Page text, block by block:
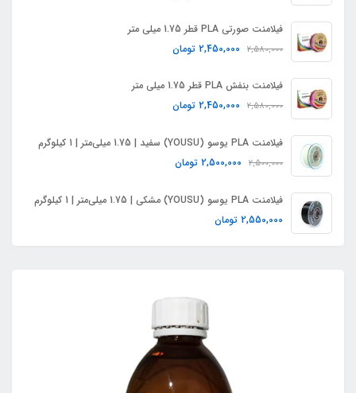
فیلامنت صورتی PLA قطر 1.75 میلی متر
2,580,000
2,450,000 تومان
فیلامنت بنفش PLA قطر 1.75 میلی متر
2,580,000
2,450,000 تومان
فیلامنت PLA یوسو (YOUSU) سفید | 1.75 میلی‌متر | 1 کیلوگرم
2,500,000
2,500,000 تومان
فیلامنت PLA یوسو (YOUSU) مشکی | 1.75 میلی‌متر | 1 کیلوگرم
2,550,000 تومان